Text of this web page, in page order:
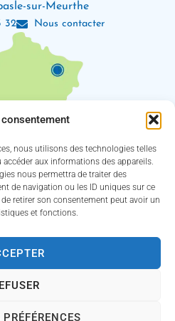
consentement
nous utilisons des technologies telles
aux informations des appareils.
nous permettra de traiter des
de navigation ou les ID uniques sur ce
retirer son consentement peut avoir un
et fonctions.
sur-Meurthe
32 Nous contacter
d’ouverture
12h / 13h30 – 18h
8h30 – 12h / 13h30 – 16h30
fermé le jeudi)